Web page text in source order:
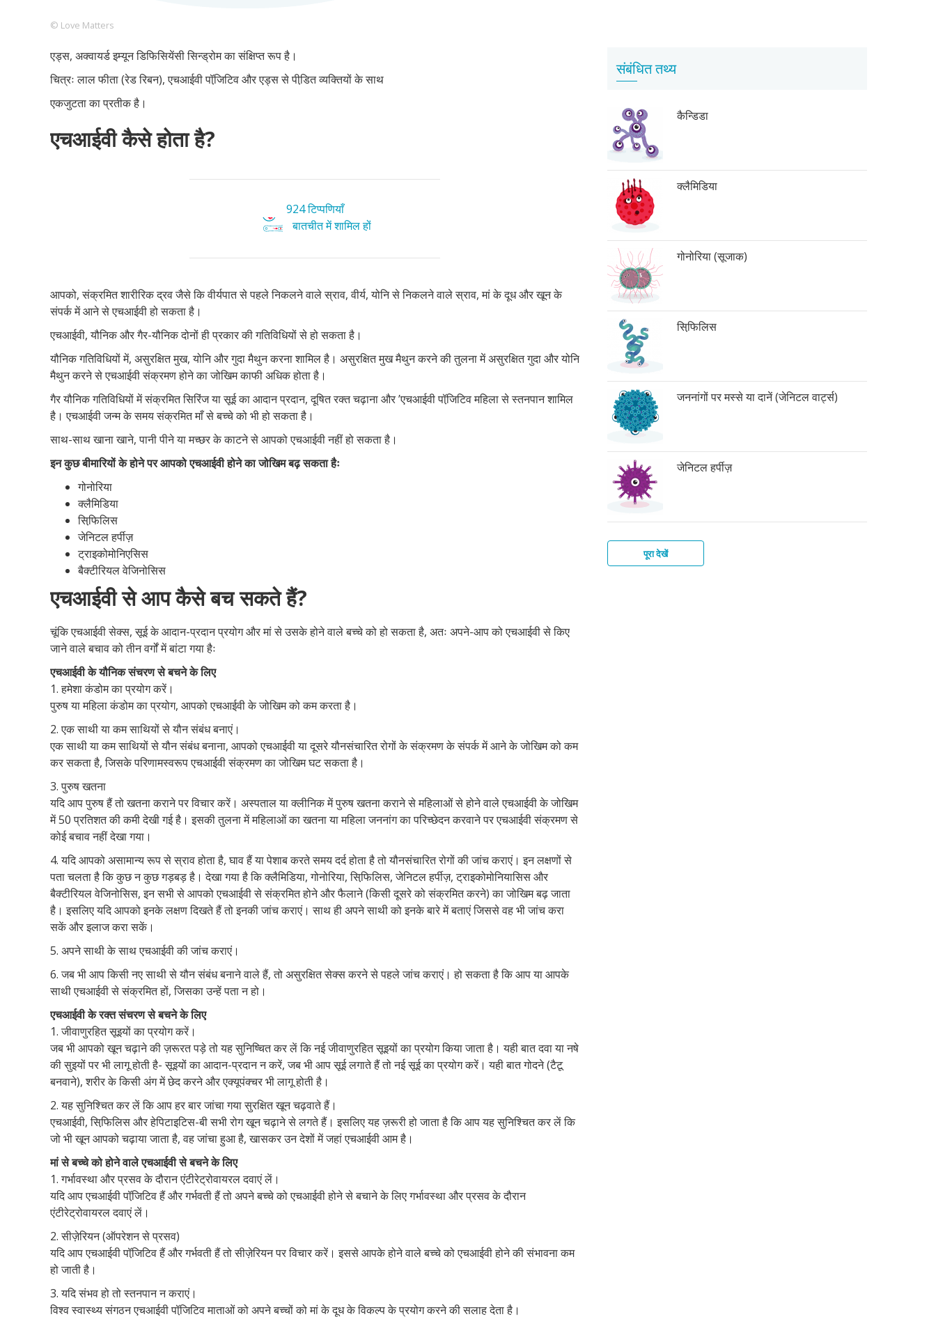
Footer
Company
हमारे सिद्धांत Just Poocho संपर्क करें
© Love Matters
एड्स, अक्वायर्ड इम्यून डिफिसियेंसी सिन्ड्रोम का संक्षिप्त रूप है।
चित्रः लाल फीता (रेड रिबन), एचआईवी पॉजि़टिव और एड्स से पीडि़त व्यक्तियों के साथ
एकजुटता का प्रतीक है।
एचआईवी कैसे होता है?
924 टिप्पणियाँ
बातचीत में शामिल हों
आपको, संक्रमित शारीरिक द्रव जैसे कि वीर्यपात से पहले निकलने वाले स्राव, वीर्य, योनि से निकलने वाले स्राव, मां के दूध और खून के
संपर्क में आने से एचआईवी हो सकता है।
एचआईवी, यौनिक और गैर-यौनिक दोनों ही प्रकार की गतिविधियों से हो सकता है।
यौनिक गतिविधियों में, असुरक्षित मुख, योनि और गुदा मैथुन करना शामिल है। असुरक्षित मुख मैथुन करने की तुलना में असुरक्षित गुदा और योनि
मैथुन करने से एचआईवी संक्रमण होने का जोखिम काफी अधिक होता है।
गैर यौनिक गतिविधियों में संक्रमित सिरिंज या सूई का आदान प्रदान, दूषित रक्त चढ़ाना और ’एचआईवी पॉजि़टिव महिला से स्तनपान शामिल
है। एचआईवी जन्म के समय संक्रमित माँ से बच्चे को भी हो सकता है।
साथ-साथ खाना खाने, पानी पीने या मच्छर के काटने से आपको एचआईवी नहीं हो सकता है।
इन कुछ बीमारियों के होने पर आपको एचआईवी होने का जोखिम बढ़ सकता हैः
गोनोरिया
क्लैमिडिया
सिफि़लिस
जेनिटल हर्पीज़
ट्राइकोमोनिएसिस
बैक्टीरियल वेजिनोसिस
एचआईवी से आप कैसे बच सकते हैं?
चूंकि एचआईवी सेक्स, सूई के आदान-प्रदान प्रयोग और मां से उसके होने वाले बच्चे को हो सकता है, अतः अपने-आप को एचआईवी से किए
जाने वाले बचाव को तीन वर्गों में बांटा गया हैः
एचआईवी के यौनिक संचरण से बचने के लिए
1. हमेशा कंडोम का प्रयोग करें।
पुरुष या महिला कंडोम का प्रयोग, आपको एचआईवी के जोखिम को कम करता है।
2. एक साथी या कम साथियों से यौन संबंध बनाएं।
एक साथी या कम साथियों से यौन संबंध बनाना, आपको एचआईवी या दूसरे यौनसंचारित रोगों के संक्रमण के संपर्क में आने के जोखिम को कम
कर सकता है, जिसके परिणामस्वरूप एचआईवी संक्रमण का जोखिम घट सकता है।
3. पुरुष खतना
यदि आप पुरुष हैं तो खतना कराने पर विचार करें। अस्पताल या क्लीनिक में पुरुष खतना कराने से महिलाओं से होने वाले एचआईवी के जोखिम
में 50 प्रतिशत की कमी देखी गई है। इसकी तुलना में महिलाओं का खतना या महिला जननांग का परिच्छेदन करवाने पर एचआईवी संक्रमण से
कोई बचाव नहीं देखा गया।
4. यदि आपको असामान्य रूप से स्राव होता है, घाव हैं या पेशाब करते समय दर्द होता है तो यौनसंचारित रोगों की जांच कराएं। इन लक्षणों से
पता चलता है कि कुछ न कुछ गड़बड़ है। देखा गया है कि क्लैमिडिया, गोनोरिया, सिफि़लिस, जेनिटल हर्पीज़, ट्राइकोमोनियासिस और
बैक्टीरियल वेजिनोसिस, इन सभी से आपको एचआईवी से संक्रमित होने और फैलाने (किसी दूसरे को संक्रमित करने) का जोखिम बढ़ जाता
है। इसलिए यदि आपको इनके लक्षण दिखते हैं तो इनकी जांच कराएं। साथ ही अपने साथी को इनके बारे में बताएं जिससे वह भी जांच करा
सकें और इलाज करा सकें।
5. अपने साथी के साथ एचआईवी की जांच कराएं।
6. जब भी आप किसी नए साथी से यौन संबंध बनाने वाले हैं, तो असुरक्षित सेक्स करने से पहले जांच कराएं। हो सकता है कि आप या आपके
साथी एचआईवी से संक्रमित हों, जिसका उन्हें पता न हो।
एचआईवी के रक्त संचरण से बचने के लिए
1. जीवाणुरहित सूइयों का प्रयोग करें।
जब भी आपको खून चढ़ाने की ज़रूरत पड़े तो यह सुनिष्चित कर लें कि नई जीवाणुरहित सूइयों का प्रयोग किया जाता है। यही बात दवा या नषे
की सुइयों पर भी लागू होती है- सूइयों का आदान-प्रदान न करें, जब भी आप सूई लगाते हैं तो नई सूई का प्रयोग करें। यही बात गोदने (टैटू
बनवाने), शरीर के किसी अंग में छेद करने और एक्यूपंक्चर भी लागू होती है।
2. यह सुनिश्चित कर लें कि आप हर बार जांचा गया सुरक्षित खून चढ़वाते हैं।
एचआईवी, सिफि़लिस और हेपिटाइटिस-बी सभी रोग खून चढ़ाने से लगते हैं। इसलिए यह ज़रूरी हो जाता है कि आप यह सुनिश्चित कर लें कि
जो भी खून आपको चढ़ाया जाता है, वह जांचा हुआ है, खासकर उन देशों में जहां एचआईवी आम है।
मां से बच्चे को होने वाले एचआईवी से बचने के लिए
1. गर्भावस्था और प्रसव के दौरान एंटीरेट्रोवायरल दवाएं लें।
यदि आप एचआईवी पॉजि़टिव हैं और गर्भवती हैं तो अपने बच्चे को एचआईवी होने से बचाने के लिए गर्भावस्था और प्रसव के दौरान
एंटीरेट्रोवायरल दवाएं लें।
2. सीज़ेरियन (ऑपरेशन से प्रसव)
यदि आप एचआईवी पॉजि़टिव हैं और गर्भवती हैं तो सीज़ेरियन पर विचार करें। इससे आपके होने वाले बच्चे को एचआईवी होने की संभावना कम
हो जाती है।
3. यदि संभव हो तो स्तनपान न कराएं।
विश्व स्वास्थ्य संगठन एचआईवी पॉजि़टिव माताओं को अपने बच्चों को मां के दूध के विकल्प के प्रयोग करने की सलाह देता है।
संबंधित तथ्य
कैन्डिडा
क्लैमिडिया
गोनोरिया (सूजाक)
सिफि़लिस
जननांगों पर मस्से या दानें (जेनिटल वार्ट्स)
जेनिटल हर्पीज़
पूरा देखें